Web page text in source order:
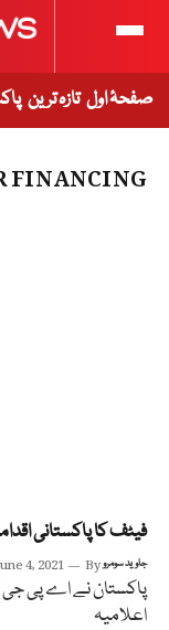
صفحۂ اول تازہ ترین
FINANCING
فیٹف کا پاکستانی
4, 2021 Byجاوید سومرو
اعلامیہ